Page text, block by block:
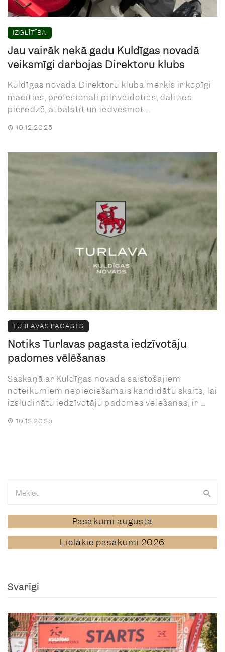
IZGLĪTĪBA
Jau vairāk nekā gadu Kuldīgas novadā
veiksmīgi darbojas Direktoru klubs
Kuldīgas novada Direktoru kluba mērķis ir kopīgi
mācīties, profesionāli pilnveidoties, dalīties
pieredzē, atbalstīt un iedvesmot ...
10.12.2025
TURLAVAS PAGASTS
Notiks Turlavas pagasta iedzīvotāju
padomes vēlēšanas
Saskaņā ar Kuldīgas novada saistošajiem
noteikumiem nepieciešamais kandidātu skaits, lai
izsludinātu iedzīvotāju padomes vēlēšanas, ir ...
10.12.2025
Pasākumi augustā
Lielākie pasākumi 2026
Svarīgi